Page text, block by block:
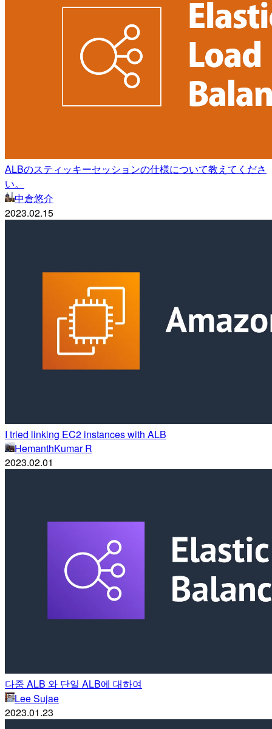
ALBのスティッキーセッションの仕様について教えてくださ
い。
中倉悠介
2023.02.15
I tried linking EC2 instances with ALB
HemanthKumar R
2023.02.01
다중 ALB 와 단일 ALB에 대하여
Lee Sujae
2023.01.23